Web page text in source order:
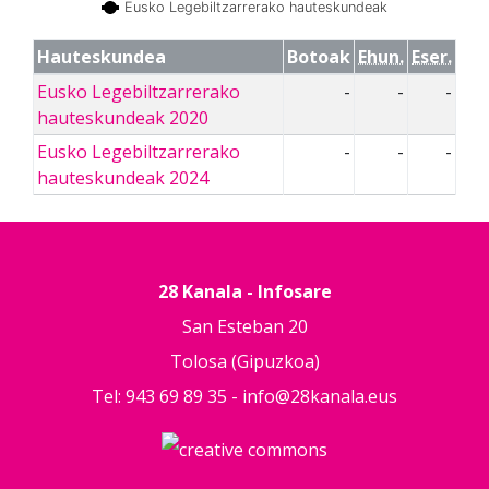
Eusko Legebiltzarrerako hauteskundeak
Hauteskundea Botoak Ehun. Eser.
Eusko Legebiltzarrerako
hauteskundeak 2020
- - -
Eusko Legebiltzarrerako
hauteskundeak 2024
- - -
28 Kanala - Infosare
San Esteban 20
Tolosa (Gipuzkoa)
Tel: 943 69 89 35 - info@28kanala.eus